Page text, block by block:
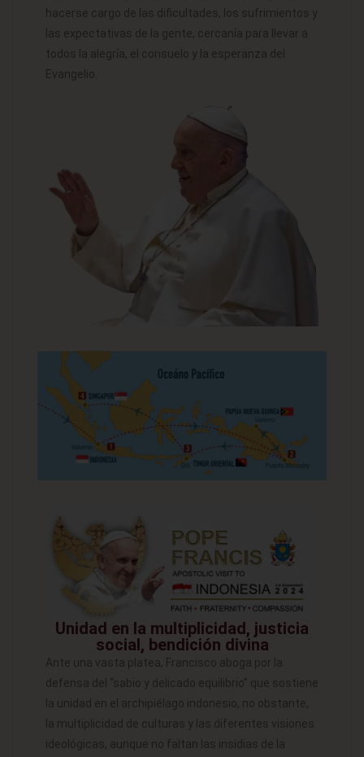
hacerse cargo de las dificultades, los sufrimientos y
las expectativas de la gente, cercanía para llevar a
todos la alegría, el consuelo y la esperanza del
Evangelio.
Unidad en la multiplicidad, justicia
social, bendición divina
Ante una vasta platea, Francisco aboga por la
defensa del “sabio y delicado equilibrio” que sostiene
la unidad en el archipiélago indonesio, no obstante,
la multiplicidad de culturas y las diferentes visiones
ideológicas, aunque no faltan las insidias de la